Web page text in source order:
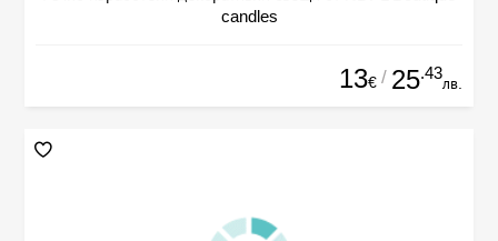
candles
13€ / 25.43
лв.